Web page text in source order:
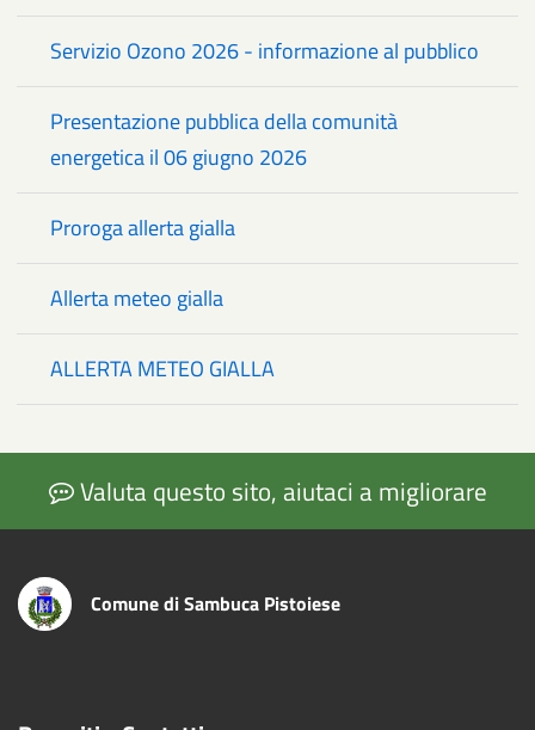
Servizio Ozono 2026 - informazione al pubblico
Presentazione pubblica della comunità
energetica il 06 giugno 2026
Proroga allerta gialla
Allerta meteo gialla
ALLERTA METEO GIALLA
Valuta questo sito, aiutaci a migliorare
Comune di Sambuca Pistoiese